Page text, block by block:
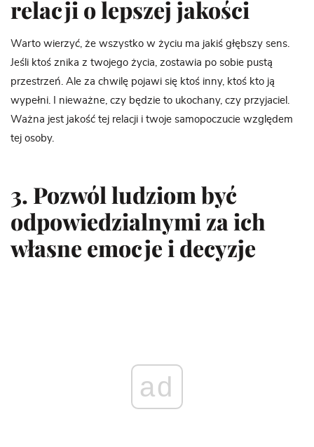
relacji o lepszej jakości
Warto wierzyć, że wszystko w życiu ma jakiś głębszy sens.
Jeśli ktoś znika z twojego życia, zostawia po sobie pustą
przestrzeń. Ale za chwilę pojawi się ktoś inny, ktoś kto ją
wypełni. I nieważne, czy będzie to ukochany, czy przyjaciel.
Ważna jest jakość tej relacji i twoje samopoczucie względem
tej osoby.
3. Pozwól ludziom być
odpowiedzialnymi za ich
własne emocje i decyzje
ad